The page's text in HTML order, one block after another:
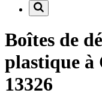
Boîtes de
plastique à
13326